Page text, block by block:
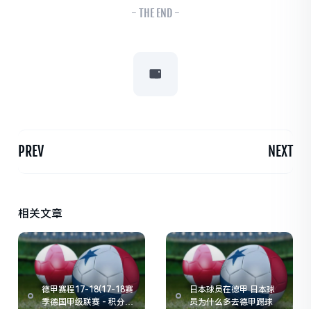
- THE END -
PREV NEXT
相关文章
德甲赛程17-18(17-18赛
季德国甲级联赛 - 积分
日本球员在德甲 日本球
员为什么多去德甲踢球